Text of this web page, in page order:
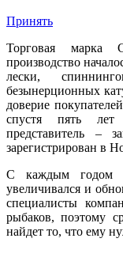
Принять
Торговая марка
производство
лески,
безынерционных
доверие
спустя пять
представитель –
зарегистрирован в
С каждым годом
увеличивался и
специалисты
рыбаков, поэтому
найдет то, что ему